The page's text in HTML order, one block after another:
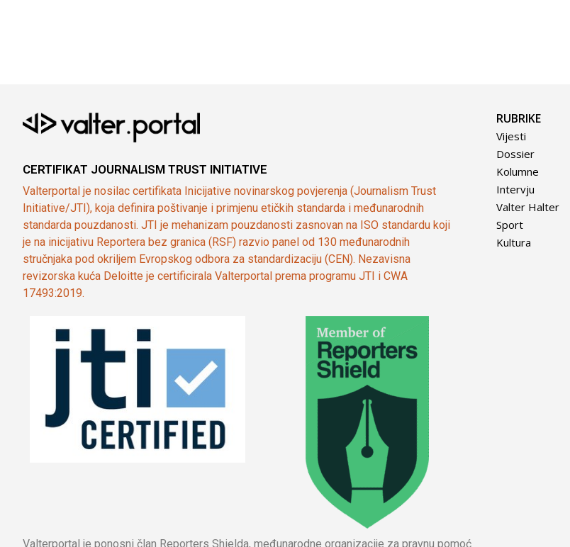
CERTIFIKAT JOURNALISM TRUST INITIATIVE
Valterportal je nosilac certifikata Inicijative novinarskog povjerenja (Journalism Trust
Initiative/JTI), koja definira poštivanje i primjenu etičkih standarda i međunarodnih
standarda pouzdanosti. JTI je mehanizam pouzdanosti zasnovan na ISO standardu koji
je na inicijativu Reportera bez granica (RSF) razvio panel od 130 međunarodnih
stručnjaka pod okriljem Evropskog odbora za standardizaciju (CEN). Nezavisna
revizorska kuća Deloitte je certificirala Valterportal prema programu JTI i CWA
17493:2019.
Valterportal je ponosni član Reporters Shielda, međunarodne organizacije za pravnu pomoć
RUBRIKE
Vijesti
Dossier
Kolumne
Intervju
Valter Halter
Sport
Kultura